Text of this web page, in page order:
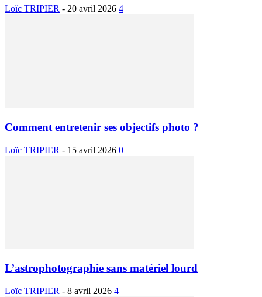
Loïc TRIPIER - 20 avril 2026 4
Comment entretenir ses objectifs photo ?
Loïc TRIPIER - 15 avril 2026 0
L’astrophotographie sans matériel lourd
Loïc TRIPIER - 8 avril 2026 4